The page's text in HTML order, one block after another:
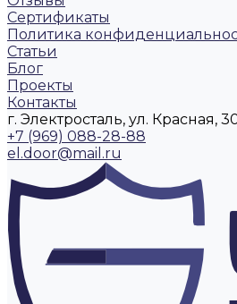
Сертификаты
Политика
Статьи
Блог
Проекты
Контакты
г. Электросталь, ул. Красная,
+7 (969) 088-28-88
el.door@mail.ru